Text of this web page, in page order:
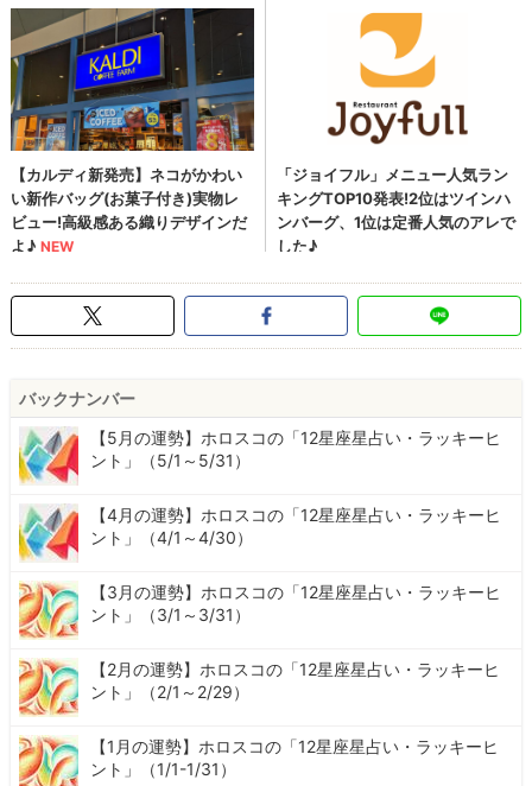
バックナンバー
【5月の運勢】ホロスコの「12星座星占い・ラッキーヒ
ント」（5/1～5/31）
【4月の運勢】ホロスコの「12星座星占い・ラッキーヒ
ント」（4/1～4/30）
【3月の運勢】ホロスコの「12星座星占い・ラッキーヒ
ント」（3/1～3/31）
【2月の運勢】ホロスコの「12星座星占い・ラッキーヒ
ント」（2/1～2/29）
【1月の運勢】ホロスコの「12星座星占い・ラッキーヒ
ント」（1/1-1/31）